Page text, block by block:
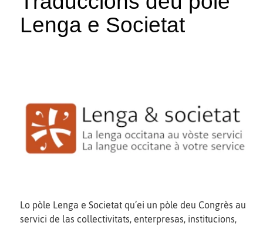
Lenga e Societat
Lo pòle Lenga e Societat qu’ei un pòle deu Congrès au
servici de las collectivitats, enterpresas, institucions,